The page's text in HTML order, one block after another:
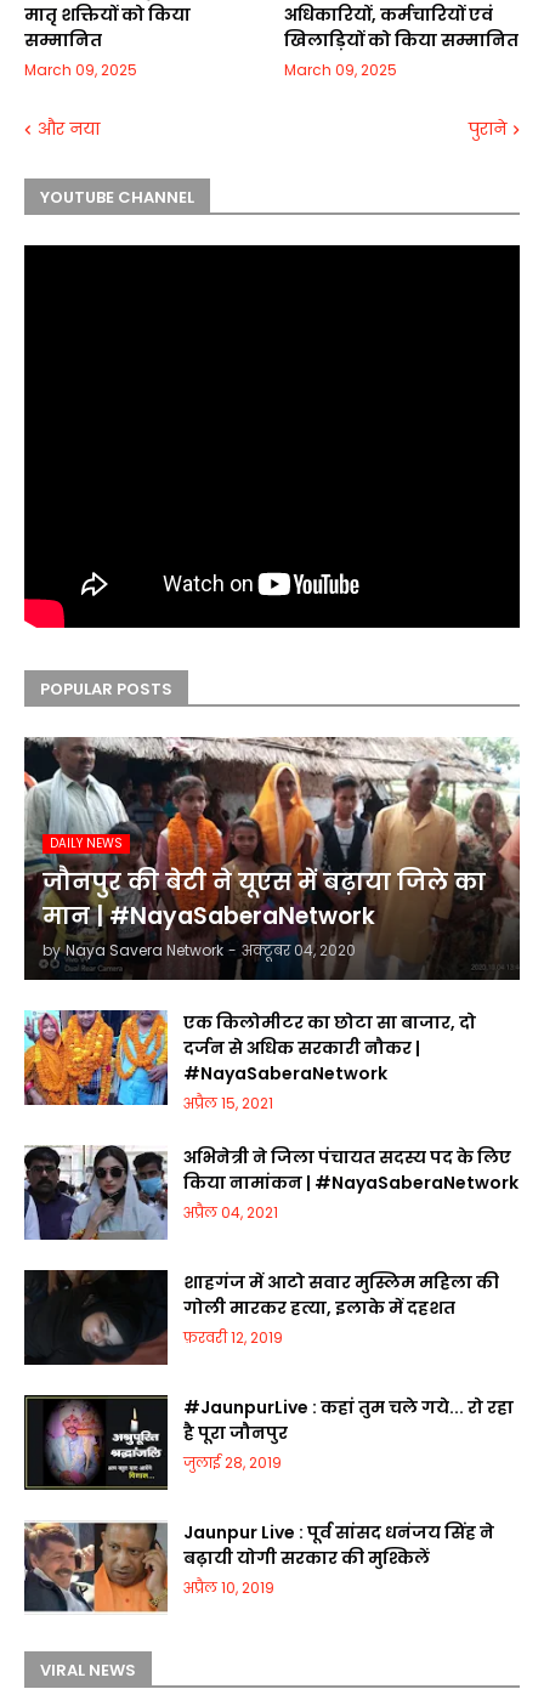
मातृ शक्तियों को किया
सम्मानित
March 09, 2025
अधिकारियों, कर्मचारियों एवं
खिलाड़ियों को किया सम्मानित
March 09, 2025
और नया पुराने
YOUTUBE CHANNEL
POPULAR POSTS
DAILY NEWS
जौनपुर की बेटी ने यूएस में बढ़ाया जिले का
मान | #NayaSaberaNetwork
by Naya Savera Network - अक्टूबर 04, 2020
एक किलोमीटर का छोटा सा बाजार, दो
दर्जन से अधिक सरकारी नौकर |
#NayaSaberaNetwork
अप्रैल 15, 2021
अभिनेत्री ने जिला पंचायत सदस्य पद के लिए
किया नामांकन | #NayaSaberaNetwork
अप्रैल 04, 2021
शाहगंज में आटो सवार मुस्लिम महिला की
गोली मारकर हत्या, इलाके में दहशत
फ़रवरी 12, 2019
#JaunpurLive : कहां तुम चले गये... रो रहा
है पूरा जौनपुर
जुलाई 28, 2019
Jaunpur Live : पूर्व सांसद धनंजय सिंह ने
बढ़ायी योगी सरकार की मुश्किलें
अप्रैल 10, 2019
VIRAL NEWS